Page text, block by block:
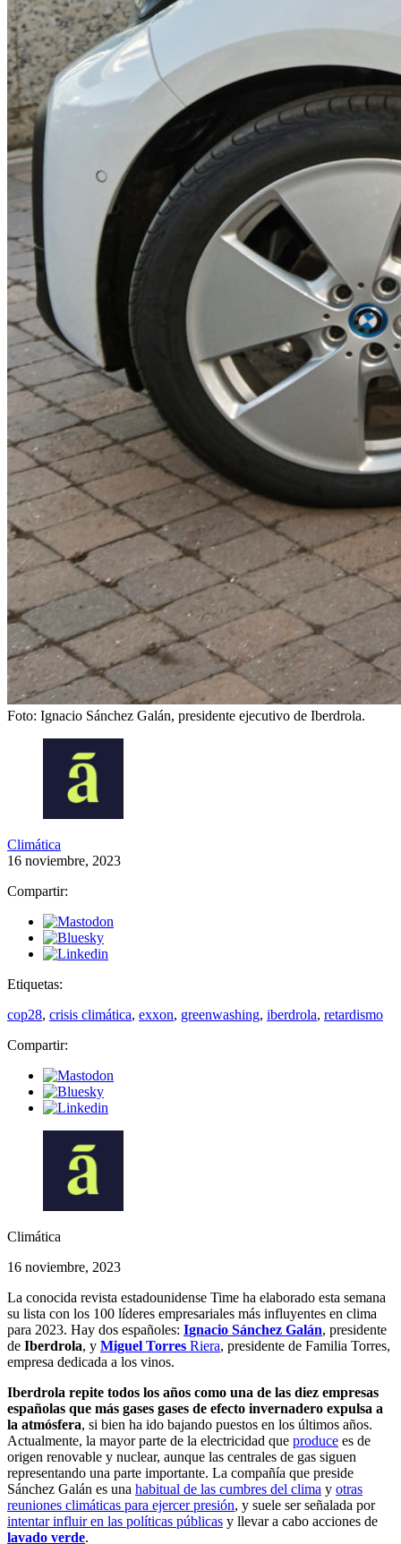
Foto: Ignacio Sánchez Galán, presidente ejecutivo de Iberdrola.
Climática
16 noviembre, 2023
Compartir:
Etiquetas:
cop28, crisis climática, exxon, greenwashing, iberdrola, retardismo
Compartir:
Climática
16 noviembre, 2023
La conocida revista estadounidense Time ha elaborado esta semana
su lista con los 100 líderes empresariales más influyentes en clima
para 2023. Hay dos españoles: Ignacio Sánchez Galán, presidente
de Iberdrola, y Miguel Torres Riera, presidente de Familia Torres,
empresa dedicada a los vinos.
Iberdrola repite todos los años como una de las diez empresas
españolas que más gases gases de efecto invernadero expulsa a
la atmósfera, si bien ha ido bajando puestos en los últimos años.
Actualmente, la mayor parte de la electricidad que produce es de
origen renovable y nuclear, aunque las centrales de gas siguen
representando una parte importante. La compañía que preside
Sánchez Galán es una habitual de las cumbres del clima y otras
reuniones climáticas para ejercer presión, y suele ser señalada por
intentar influir en las políticas públicas y llevar a cabo acciones de
lavado verde.